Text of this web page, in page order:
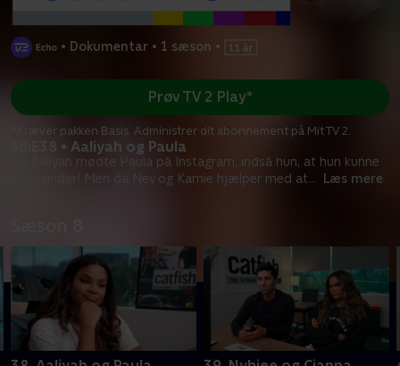
• Dokumentar • 1 sæson •
S8:E38 • Aaliyah og Paula
Da Aaliyah mødte Paula på Instagram, indså hun, at hun kunne
lide kvinder! Men da Nev og Kamie hjælper med at... Læs mere
Prøv TV 2 Play*
*Kræver pakken Basis. Administrer dit abonnement på Mit TV 2.